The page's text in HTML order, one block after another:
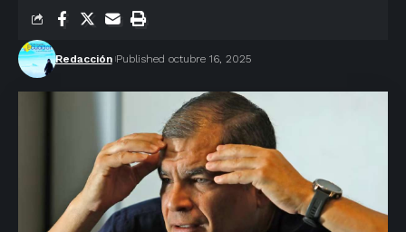
Redacción Published octubre 16, 2025